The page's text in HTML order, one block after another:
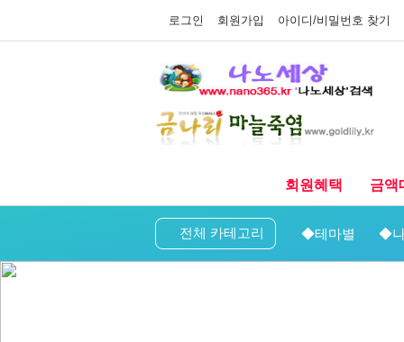
로그인 회원가입 아이디/비밀번호 찾기
회원혜택 금액
전체 카테고리 ◆테마별 ◆나